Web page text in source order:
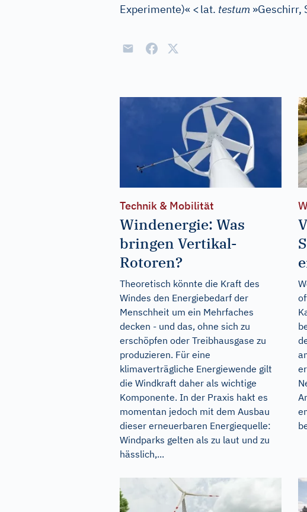
Experimente)« <lat. testum »Geschirr,
Technik & Mobilität
Windenergie: Was
bringen Vertikal-
Rotoren?
Theoretisch könnte die Kraft des
Windes den Energiebedarf der
Menschheit um ein Mehrfaches
decken - und das, ohne sich zu
erschöpfen oder Treibhausgase zu
produzieren. Für eine
klimaverträgliche Energiewende gilt
die Windkraft daher als wichtige
Komponente. In der Praxis hakt es
momentan jedoch mit dem Ausbau
dieser erneuerbaren Energiequelle:
Windparks gelten als zu laut und zu
hässlich,...